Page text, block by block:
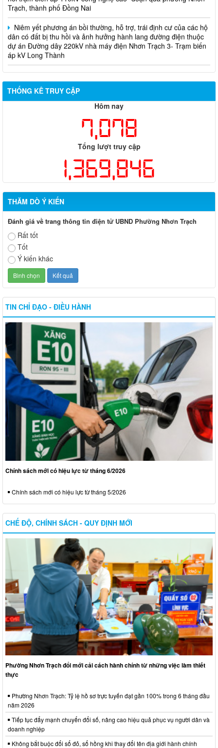
Niêm yết phương án bồi thường, hỗ trợ, trái định cư của các hộ
dân có đất bị thu hồi và ảnh hưởng hành lang đường điện thuộc
dự án Đường dây 220kV nhà máy điện Nhơn Trạch 3- Trạm biến
áp kV Long Thành
Biên bản về việc niêm yết phương án bồi thường, hỗ trợ, tái
định cư của các hộ dân có đất bị thu hồi thuộc dự án nâng cấp
đường 25B cũ đoạn từ Trung tâm huyện Nhơn Trạch ra Quốc lộ
51, huyện Long Thành và huyện Nhơn Trạch
THỐNG KÊ TRUY CẬP
Hôm nay
7,078
Tổng lượt truy cập
1,369,846
THĂM DÒ Ý KIẾN
Đánh giá về trang thông tin điện tử UBND Phường Nhơn Trạch
Rất tốt
Tốt
Ý kiến khác
TIN CHỈ ĐẠO - ĐIỀU HÀNH
Chính sách mới có hiệu lực từ tháng 6/2026
Chính sách mới có hiệu lực từ tháng 5/2026
CHẾ ĐỘ, CHÍNH SÁCH - QUY ĐỊNH MỚI
Phường Nhơn Trạch đổi mới cải cách hành chính từ những việc làm thiết
thực
Phường Nhơn Trạch: Tỷ lệ hồ sơ trực tuyến đạt gần 100% trong 6 tháng đầu
năm 2026
Tiếp tục đẩy mạnh chuyển đổi số, nâng cao hiệu quả phục vụ người dân và
doanh nghiệp
Không bắt buộc đổi sổ đỏ, sổ hồng khi thay đổi tên địa giới hành chính